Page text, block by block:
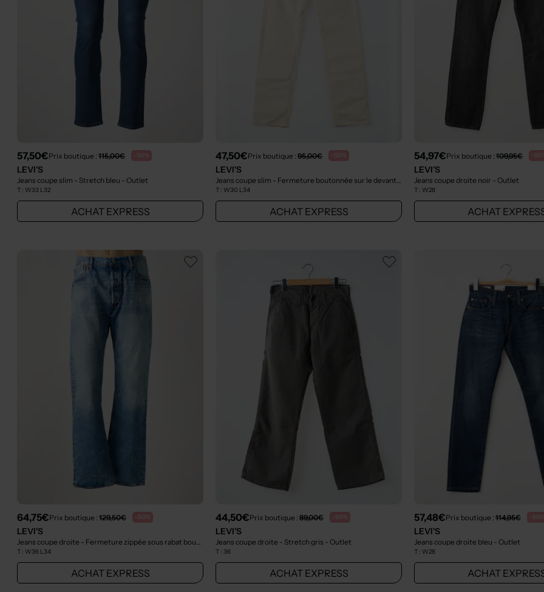
57,50€Prix boutique :115,00€ -50%
LEVI'S
Jeans coupe slim - Stretch bleu - Outlet
T : W33 L32
ACHAT EXPRESS
47,50€Prix boutique :95,00€ -50%
LEVI'S
Jeans coupe slim - Fermeture boutonnée sur le devant beige - Outlet
T : W30 L34
ACHAT EXPRESS
54,97€Prix boutique : 109,95€ -
LEVI'S
Jeans coupe droite noir - Outlet
T : W28
ACHAT
64,75€Prix boutique :129,50€ -50%
LEVI'S
Jeans coupe droite - Fermeture zippée sous rabat boutonné bleu - Outlet
T : W36 L34
ACHAT EXPRESS
44,50€Prix boutique :89,00€ -50%
LEVI'S
Jeans coupe droite - Stretch gris - Outlet
T :36
ACHAT EXPRESS
57,48€Prix boutique : 114,95€ -
LEVI'S
Jeans coupe droite bleu - Outlet
T : W28
ACHAT